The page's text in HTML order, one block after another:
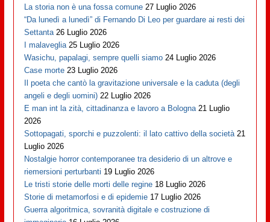
La storia non è una fossa comune 27 Luglio 2026
“Da lunedì a lunedì” di Fernando Di Leo per guardare ai resti dei
Settanta 26 Luglio 2026
I malaveglia 25 Luglio 2026
Wasichu, papalagi, sempre quelli siamo 24 Luglio 2026
Case morte 23 Luglio 2026
Il poeta che cantò la gravitazione universale e la caduta (degli
angeli e degli uomini) 22 Luglio 2026
E man int la zità, cittadinanza e lavoro a Bologna 21 Luglio
2026
Sottopagati, sporchi e puzzolenti: il lato cattivo della società 21
Luglio 2026
Nostalgie horror contemporanee tra desiderio di un altrove e
riemersioni perturbanti 19 Luglio 2026
Le tristi storie delle morti delle regine 18 Luglio 2026
Storie di metamorfosi e di epidemie 17 Luglio 2026
Guerra algoritmica, sovranità digitale e costruzione di